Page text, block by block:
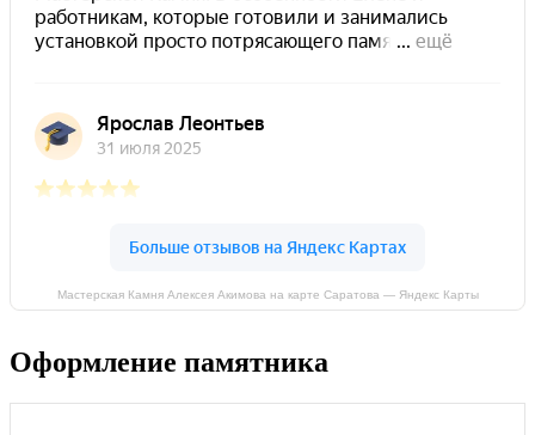
Мастерская Камня Алексея Акимова на карте Саратова — Яндекс Карты
Оформление памятника